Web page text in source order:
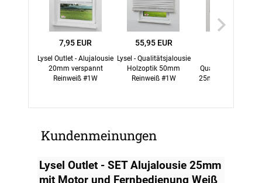
7,95 EUR
Lysel Outlet - Alujalousie
20mm verspannt
Reinweiß #1W
55,95 EUR
Lysel - Qualitätsjalousie
Holzoptik 50mm
Reinweiß #1W
25mm reinweiß
Kundenmeinungen
Lysel Outlet - SET Alujalousie 25mm
mit Motor und Fernbedienung Weiß